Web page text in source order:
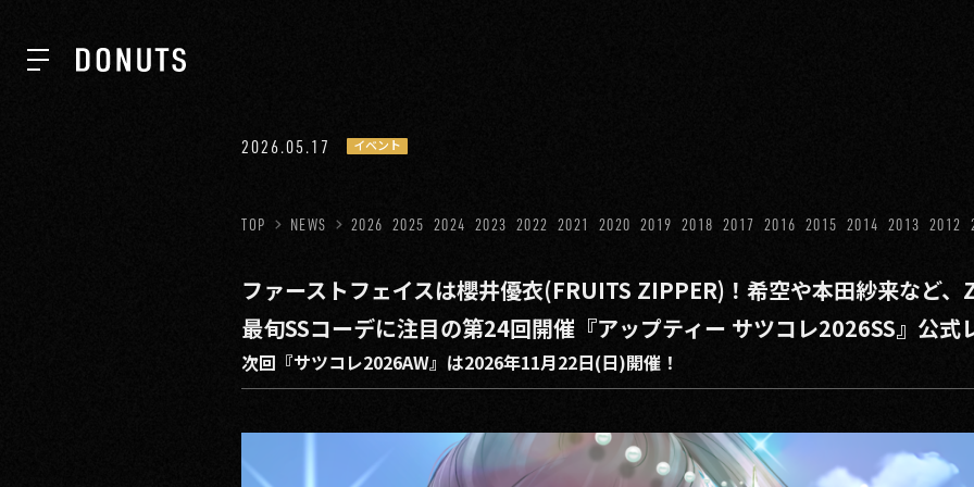
ABOUT
SERVICES
GROUP
2026.05.17 イベント
TOP NEWS 2026 2025 2024 2023 2022 2021 2020 2019 2018 2017 2016 2015 2014 2013 2012
ファーストフェイスは櫻井優衣(FRUITS ZIPPER)！希空や本⽥紗来など
最旬SSコーデに注目の第24回開催『アップティー サツコレ2026SS』公式
次回『サツコレ2026AW』は2026年11月22日(日)開催！